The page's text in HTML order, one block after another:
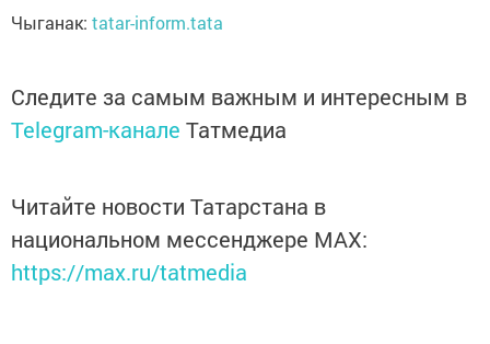
Чыганак: tatar-inform.tata
Следите за самым важным и интересным в
Telegram-канале Татмедиа
Читайте новости Татарстана в
национальном мессенджере MАХ:
https://max.ru/tatmedia